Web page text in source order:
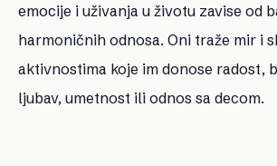
emocije i uživanja u životu zavise od
harmoničnih odnosa. Oni traže mir i
aktivnostima koje im donose radost,
ljubav, umetnost ili odnos sa decom.